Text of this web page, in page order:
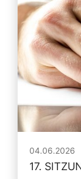
04.06.2026
17.